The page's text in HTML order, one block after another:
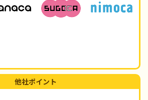
他社ポイント